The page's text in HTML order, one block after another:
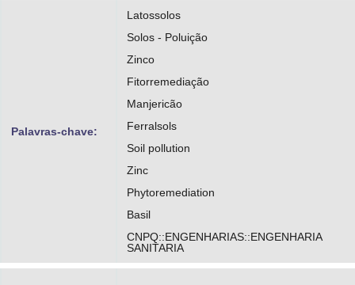
Palavras-chave:
Latossolos
Solos - Poluição
Zinco
Fitorremediação
Manjericão
Ferralsols
Soil pollution
Zinc
Phytoremediation
Basil
CNPQ::ENGENHARIAS::ENGENHARIA
SANITARIA